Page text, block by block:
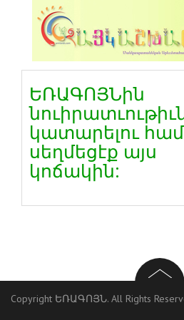
ԵՌԱԳՈՅՆին
կատարելու
սեղմեցէք այս
կոճակին:
Copyright ԵՌԱԳՈՅՆ. All Rights